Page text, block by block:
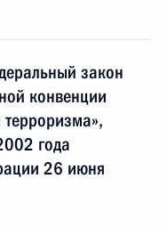
закон
конвенции
года
26 июня